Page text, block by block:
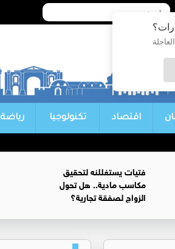
اقتصاد تكنولوجيا رياضة
فتيات يستغللنه لتحقيق
مكاسب مادية.. هل تحول
الزواج لصفقة تجارية؟